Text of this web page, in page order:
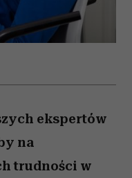
ekspertów
na
trudności w